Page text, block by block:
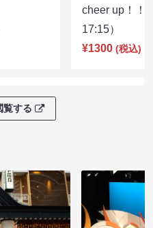
cheer up！
17:15）
¥1300 (税込)
覧する